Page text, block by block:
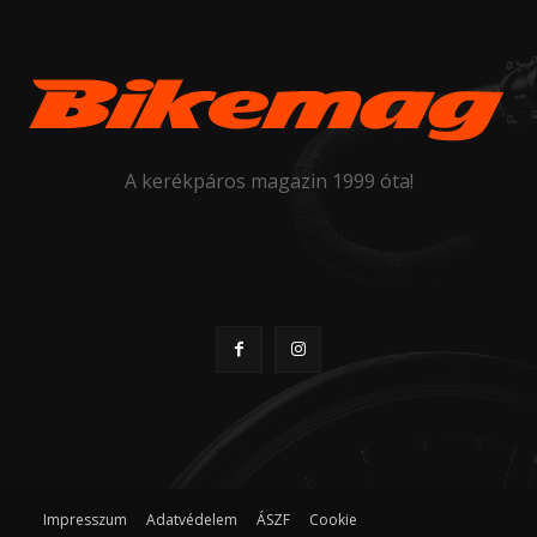
A kerékpáros magazin 1999 óta!
Impresszum Adatvédelem ÁSZF
Cookie